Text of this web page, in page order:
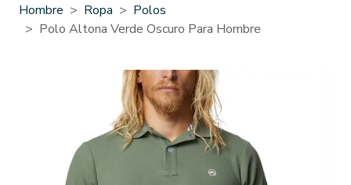
Hombre Ropa
Polos
Polo Altona Verde Oscuro Para Hombre